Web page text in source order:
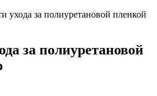
ухода за полиуретановой пленкой
за полиуретановой